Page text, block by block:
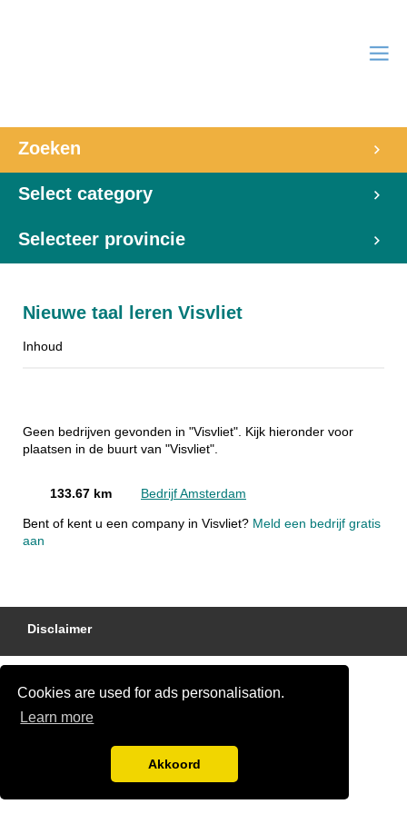
Cookies are used for ads personalisation.
Learn more
Akkoord
Zoeken
Select category
Selecteer provincie
Nieuwe taal leren Visvliet
Inhoud
Geen bedrijven gevonden in "Visvliet". Kijk hieronder voor
plaatsen in de buurt van "Visvliet".
133.67 km Bedrijf Amsterdam
Bent of kent u een company in Visvliet? Meld een bedrijf gratis
aan
Disclaimer